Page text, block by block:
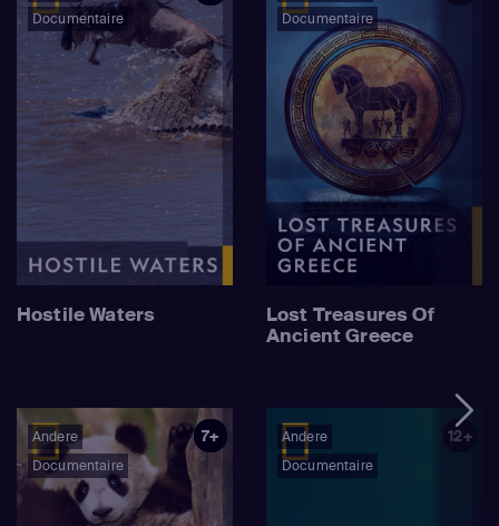
Documentaire
Hostile Waters
Documentaire
Lost Treasures Of
Ancient Greece
Andere
Documentaire
7+
Andere
Documentaire
12+